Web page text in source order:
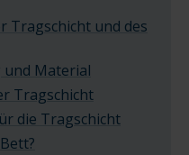
Tragschicht und des
und Material
Tragschicht
die Tragschicht